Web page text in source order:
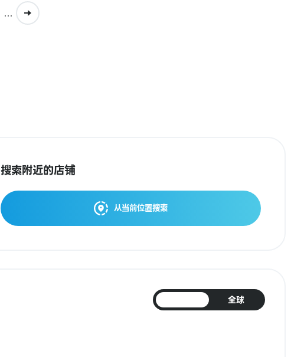
...
搜索附近的店铺
从当前位置搜索
全球